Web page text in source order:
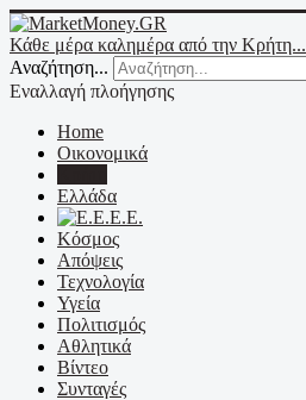
Κάθε μέρα καλημέρα από την Κρήτη...
Αναζήτηση...
Εναλλαγή πλοήγησης
Home
Οικονομικά
Ελλάδα
Ε.Ε.
Κόσμος
Απόψεις
Τεχνολογία
Υγεία
Πολιτισμός
Αθλητικά
Βίντεο
Συνταγές